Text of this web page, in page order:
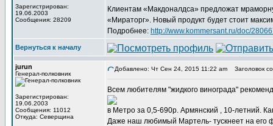
Зарегистрирован:
19.06.2003
Сообщения: 28209
Клиентам «Макдоналдса» предложат
«Мираторг». Новый продукт будет стоит
Подробнее: http://www.kommersant.ru/doc/
Вернуться к началу
jurun
Генерал-полковник
Зарегистрирован:
19.06.2003
Сообщения: 11012
Откуда: Северщина
Добавлено: Чт Сен 24, 2015 11:22 am Заголовок
Всем любителям "жидкого винограда"
в Метро за 0,5-690р. Армянский , 10-летний.
Даже наш любимый Мартель- тускнеет на его